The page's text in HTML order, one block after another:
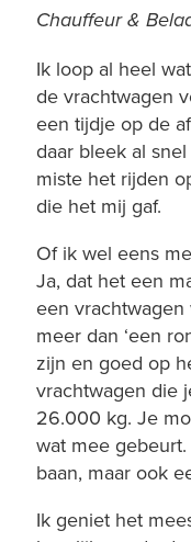
Chauffeur &
Ik loop al heel
de vrachtwagen
een tijdje op de
daar bleek al
miste het rijden
die het mij gaf.
Of ik wel eens
Ja, dat het een
een
meer dan ‘een
zijn en goed op
vrachtwagen die
26.000 kg. Je
wat mee
baan, maar ook
Ik geniet het